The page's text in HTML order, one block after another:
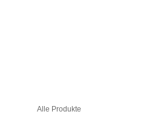
Alle Produkte